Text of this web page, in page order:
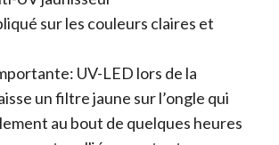
sur les couleurs claires et
UV-LED lors de la
un filtre jaune sur l’ongle qui
au bout de quelques heures